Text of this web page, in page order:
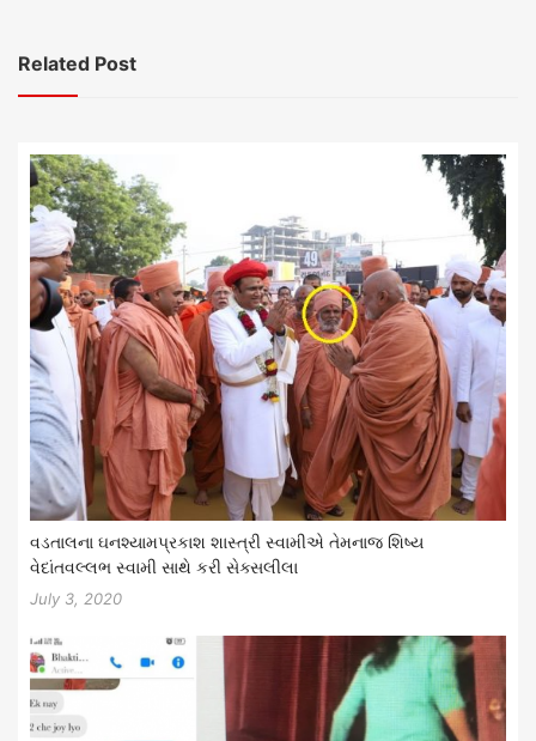
Related Post
વડતાલના ઘનશ્યામપ્રકાશ શાસ્ત્રી સ્વામીએ તેમનાજ શિષ્ય
વેદાંતવલ્લભ સ્વામી સાથે કરી સેક્સલીલા
July 3, 2020